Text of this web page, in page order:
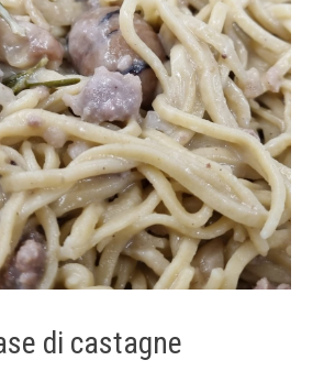
di castagne